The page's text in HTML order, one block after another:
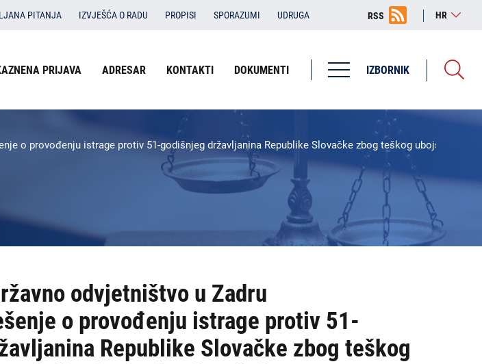
PITANJA IZVJEŠĆA O RADU PROPISI SPORAZUMI UDRUGA HR
RSS
IZBORNIK
odvjetništvu
državna odvjetništva
Županijska državna odvjetništva
ŽDO Bjelovar
ŽDO Dubrovnik
ŽDO Karlovac
ŽDO Pula - Pola
ŽDO Slavonski Brod
PRIJAVA ADRESAR KONTAKTI DOKUMENTI
o provođenju istrage protiv 51-godišnjeg državljanina Republike Slovačke zbog teškog ubojstva, te
odvjetništvo u Zadru
o provođenju istrage protiv 51-
Republike Slovačke zbog teškog